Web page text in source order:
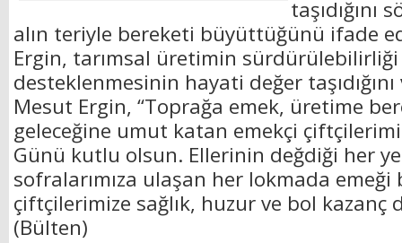
taşıdığını
alın teriyle bereketi büyüttüğünü ifade
Ergin, tarımsal üretimin
desteklenmesinin hayati değer
Mesut Ergin, “Toprağa emek, üretime
geleceğine umut katan emekçi
Günü kutlu olsun. Ellerinin değdiği her
sofralarımıza ulaşan her lokmada
çiftçilerimize sağlık, huzur ve bol kazanç
(Bülten)